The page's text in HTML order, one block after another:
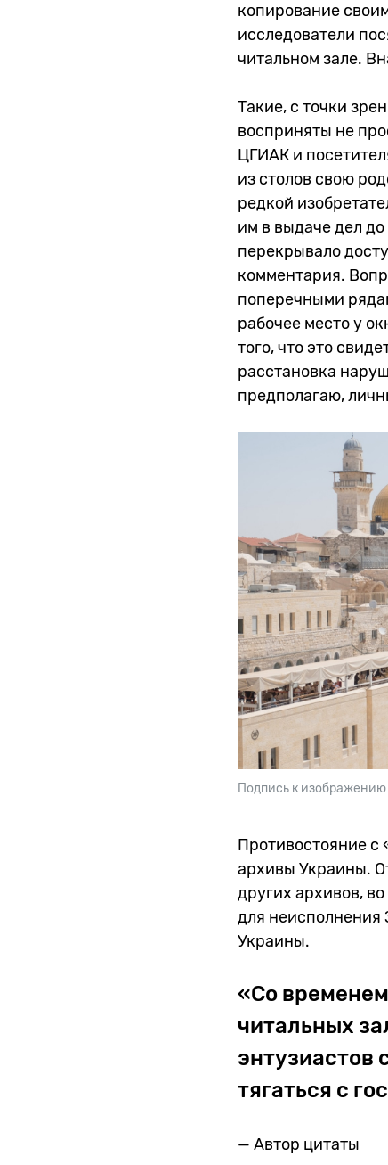
копирование
исследователи
читальном зале.
Такие, с точки
восприняты не
ЦГИАК и
из столов свою
редкой
им в выдаче дел до
перекрывало
комментария.
поперечными
рабочее место у
того, что это
расстановка
предполагаю,
Подпись к изображению
Противостояние с
архивы Украины.
других архивов,
для неисполнения
Украины.
«Со
читальных
энтузиастов
тягаться с
— Автор цитаты